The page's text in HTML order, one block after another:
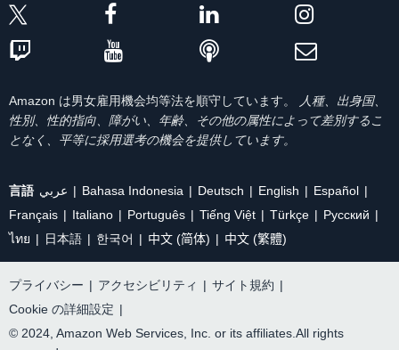
Amazon は男女雇用機会均等法を順守しています。
人種、出身国、
性別、性的指向、障がい、年齢、その他の属性によって差別するこ
となく、平等に採用選考の機会を提供しています。
言語 عربي Bahasa Indonesia Deutsch English
Español
Français
Italiano Português Tiếng Việt Türkçe
Ρусский
ไทย
日本語 한국어 中文 (简体) 中文 (繁體)
プライバシー | アクセシビリティ | サイト規約 |
Cookie の詳細設定 |
© 2024, Amazon Web Services, Inc. or its affiliates.All rights